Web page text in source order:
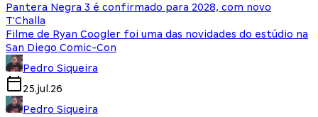
Pantera Negra 3 é confirmado para 2028, com novo
T'Challa
Filme de Ryan Coogler foi uma das novidades do estúdio na
San Diego Comic-Con
Pedro Siqueira
25.jul.26
Pedro Siqueira